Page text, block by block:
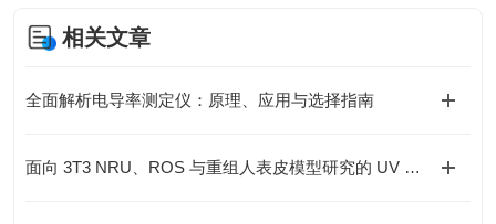
相关文章
全面解析电导率测定仪：原理、应用与选择指南
面向 3T3 NRU、ROS 与重组人表皮模型研究的 UV 光暴露系统技术比较